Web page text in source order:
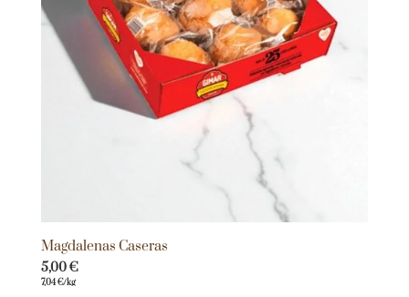
Magdalenas Caseras
5,00€
7,04€/kg